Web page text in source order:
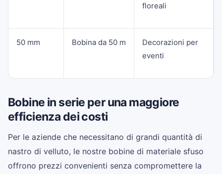
floreali
50 mm Bobina da 50 m
Decorazioni per
eventi
Bobine in serie per una maggiore
efficienza dei costi
Per le aziende che necessitano di grandi quantità di
nastro di velluto, le nostre bobine di materiale sfuso
offrono prezzi convenienti senza compromettere la